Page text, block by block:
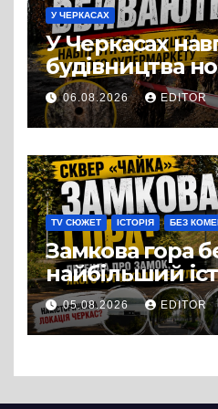
У ЧЕРКАСАХ
У Черкасах
будівництва
супермаркету
проспекті
дерева. І це
можна назвати
випадковістю
06.08.2026 EDITOR
TV СЮЖЕТ ІСТОРІЯ БЕЗ
Замкова гора
найбільший
міф Черкас
05.08.2026 EDITOR